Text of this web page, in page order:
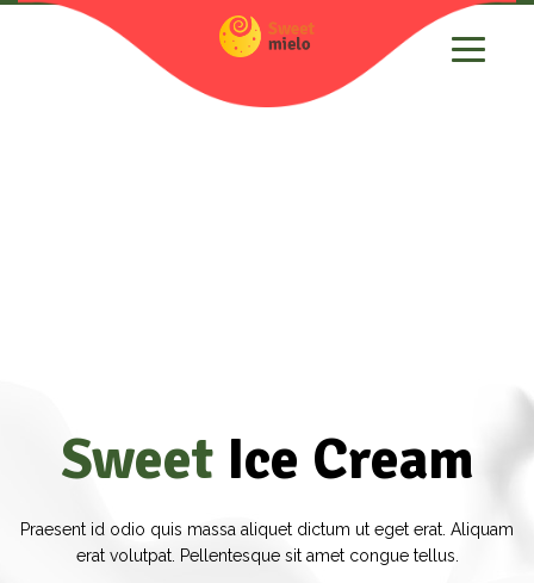
Sweet Ice Cream
Praesent id odio quis massa aliquet dictum ut eget erat. Aliquam
erat volutpat. Pellentesque sit amet congue tellus.